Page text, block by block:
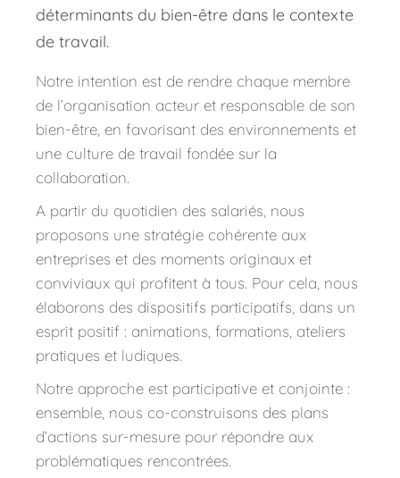
déterminants du bien-être dans le contexte
de travail.
Notre intention est de rendre chaque membre
de l’organisation acteur et responsable de son
bien-être, en favorisant des environnements et
une culture de travail fondée sur la
collaboration.
A partir du quotidien des salariés, nous
proposons une stratégie cohérente aux
entreprises et des moments originaux et
conviviaux qui profitent à tous. Pour cela, nous
élaborons des dispositifs participatifs, dans un
esprit positif : animations, formations, ateliers
pratiques et ludiques.
Notre approche est participative et conjointe :
ensemble, nous co-construisons des plans
d’actions sur-mesure pour répondre aux
problématiques rencontrées.